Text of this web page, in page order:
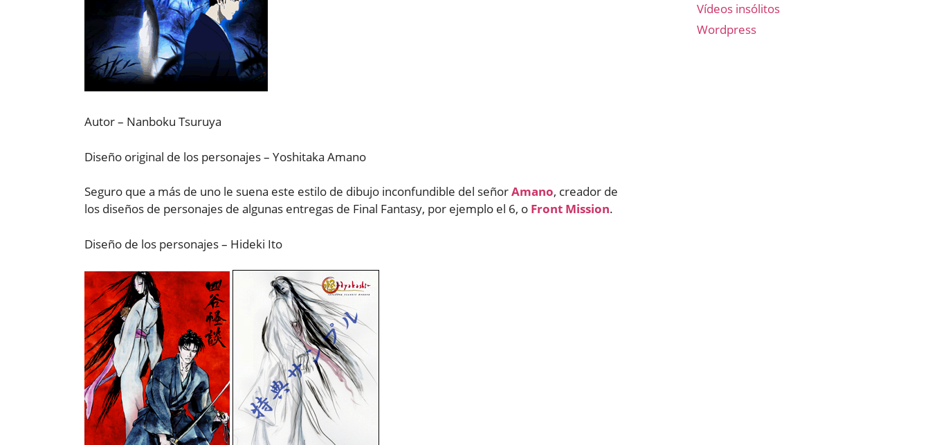
Autor – Nanboku Tsuruya
Diseño original de los personajes – Yoshitaka Amano
Seguro que a más de uno le suena este estilo de dibujo inconfundible del señorAmano, creador de
los diseños de personajes de algunas entregas de Final Fantasy, por ejemplo el 6, o Front Mission.
Diseño de los personajes – Hideki Ito
Vídeos insólitos
Wordpress